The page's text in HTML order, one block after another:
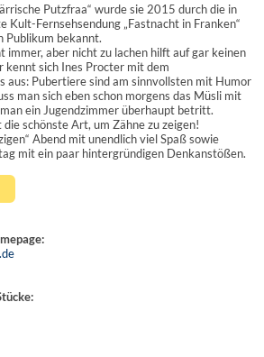
Putzfraa“ wurde sie 2015 durch die in
Kult-Fernsehsendung „Fastnacht in Franken“
Publikum bekannt.
immer, aber nicht zu lachen hilft auf gar keinen
kennt sich Ines Procter mit dem
aus: Pubertiere sind am sinnvollsten mit Humor
man sich eben schon morgens das Müsli mit
ein Jugendzimmer überhaupt betritt.
schönste Art, um Zähne zu zeigen!
Abend mit unendlich viel Spaß sowie
mit ein paar hintergründigen Denkanstößen.